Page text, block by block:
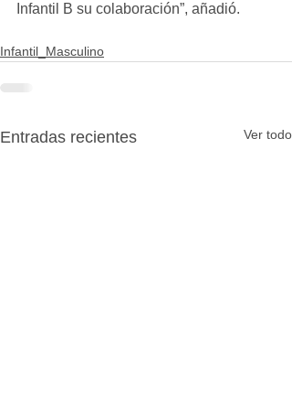
Infantil B su colaboración”, añadió.
Infantil_Masculino
Entradas recientes Ver todo